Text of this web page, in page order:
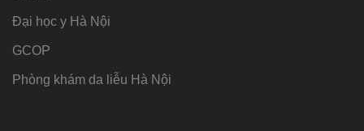
Đại học y Hà Nội
GCOP
Phòng khám da liễu Hà Nội